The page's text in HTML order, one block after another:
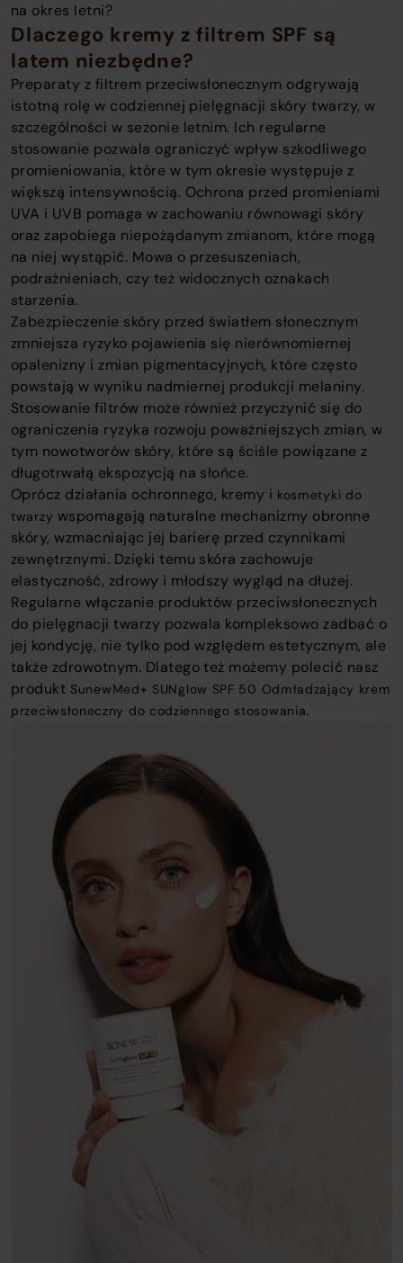
na okres letni?
Dlaczego kremy z filtrem SPF są
latem niezbędne?
Preparaty z filtrem przeciwsłonecznym odgrywają
istotną rolę w codziennej pielęgnacji skóry twarzy, w
szczególności w sezonie letnim. Ich regularne
stosowanie pozwala ograniczyć wpływ szkodliwego
promieniowania, które w tym okresie występuje z
większą intensywnością. Ochrona przed promieniami
UVA i UVB pomaga w zachowaniu równowagi skóry
oraz zapobiega niepożądanym zmianom, które mogą
na niej wystąpić. Mowa o przesuszeniach,
podrażnieniach, czy też widocznych oznakach
starzenia.
Zabezpieczenie skóry przed światłem słonecznym
zmniejsza ryzyko pojawienia się nierównomiernej
opalenizny i zmian pigmentacyjnych, które często
powstają w wyniku nadmiernej produkcji melaniny.
Stosowanie filtrów może również przyczynić się do
ograniczenia ryzyka rozwoju poważniejszych zmian, w
tym nowotworów skóry, które są ściśle powiązane z
długotrwałą ekspozycją na słońce.
Oprócz działania ochronnego, kremy i kosmetyki do
twarzy wspomagają naturalne mechanizmy obronne
skóry, wzmacniając jej barierę przed czynnikami
zewnętrznymi. Dzięki temu skóra zachowuje
elastyczność, zdrowy i młodszy wygląd na dłużej.
Regularne włączanie produktów przeciwsłonecznych
do pielęgnacji twarzy pozwala kompleksowo zadbać o
jej kondycję, nie tylko pod względem estetycznym, ale
także zdrowotnym. Dlatego też możemy polecić nasz
produkt SunewMed+ SUNglow SPF 50 Odmładzający krem
przeciwsłoneczny do codziennego stosowania.